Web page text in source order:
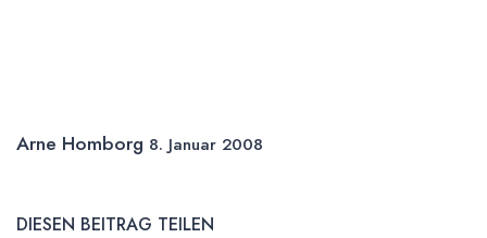
Arne Homborg 8. Januar 2008
DIESEN BEITRAG TEILEN